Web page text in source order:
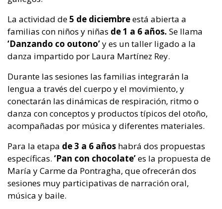
La actividad de5 de diciembreestá abierta a
familias con niños y niñas de 1 a 6 años. Se llama
‘Danzando co outono’y es un taller ligado a la
danza impartido por Laura Martínez Rey.
Durante las sesiones las familias integrarán la
lengua a través del cuerpo y el movimiento, y
conectarán las dinámicas de respiración, ritmo o
danza con conceptos y productos típicos del otoño,
acompañadas por música y diferentes materiales.
Para la etapa de 3 a 6 años habrá dos propuestas
específicas. ‘Pan con chocolate’es la propuesta de
María y Carme da Pontragha, que ofrecerán dos
sesiones muy participativas de narración oral,
música y baile.